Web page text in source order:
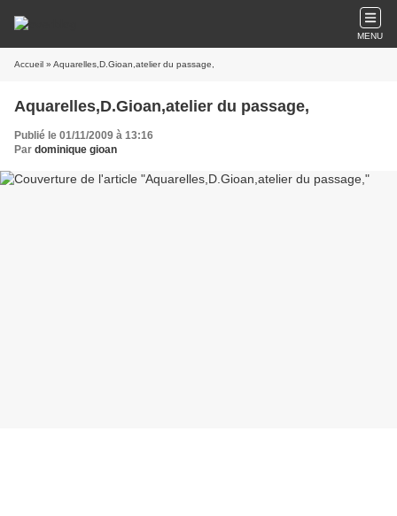
MENU
Accueil » Aquarelles,D.Gioan,atelier du passage,
Aquarelles,D.Gioan,atelier du passage,
Publié le 01/11/2009 à 13:16
Par dominique gioan